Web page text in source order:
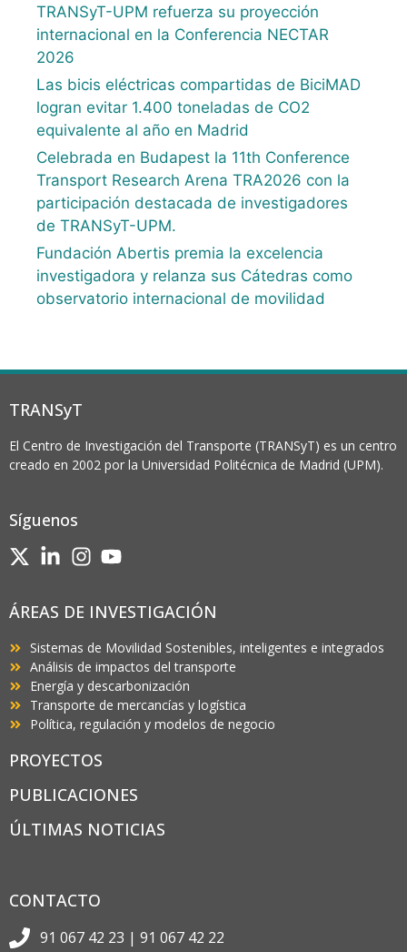
TRANSyT-UPM refuerza su proyección
internacional en la Conferencia NECTAR
2026
Las bicis eléctricas compartidas de BiciMAD
logran evitar 1.400 toneladas de CO2
equivalente al año en Madrid
Celebrada en Budapest la 11th Conference
Transport Research Arena TRA2026 con la
participación destacada de investigadores
de TRANSyT-UPM.
Fundación Abertis premia la excelencia
investigadora y relanza sus Cátedras como
observatorio internacional de movilidad
TRANSyT
El Centro de Investigación del Transporte (TRANSyT) es un centro
creado en 2002 por la Universidad Politécnica de Madrid (UPM).
Síguenos
ÁREAS DE INVESTIGACIÓN
Sistemas de Movilidad Sostenibles, inteligentes e integrados
Análisis de impactos del transporte
Energía y descarbonización
Transporte de mercancías y logística
Política, regulación y modelos de negocio
PROYECTOS
PUBLICACIONES
ÚLTIMAS NOTICIAS
CONTACTO
91 067 42 23 | 91 067 42 22